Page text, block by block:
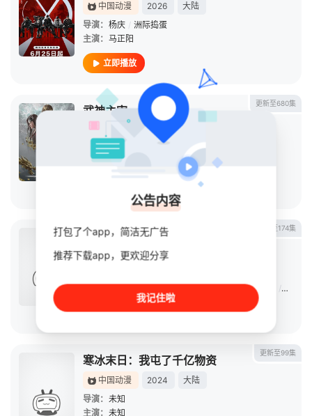
中国动漫 2026
大陆
导演： 杨庆 / 洲际捣蛋
主演： 马正阳
立即播放
更新至680集
武神主宰
中国动漫 2020
导演：老鹰
主演：许子尧 陈帅 / 吴凡 /
更新至174集
遮天
中国动漫 2023
/ 王肖兵 / 韩娇娇
立即播放
更新至99集
寒冰末日：我屯了千亿物资
中国动漫 2024
大陆
导演： 未知
主演： 未知
公告内容
打包了个app，简洁无广告
推荐下载app，更欢迎分享
我记住啦